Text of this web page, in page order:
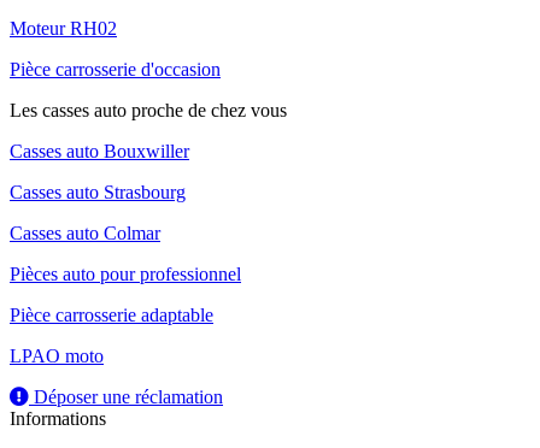
Moteur RH02
Pièce carrosserie d'occasion
Les casses auto proche de chez vous
Casses auto Bouxwiller
Casses auto Strasbourg
Casses auto Colmar
Pièces auto pour professionnel
Pièce carrosserie adaptable
LPAO moto
Déposer une réclamation
Informations